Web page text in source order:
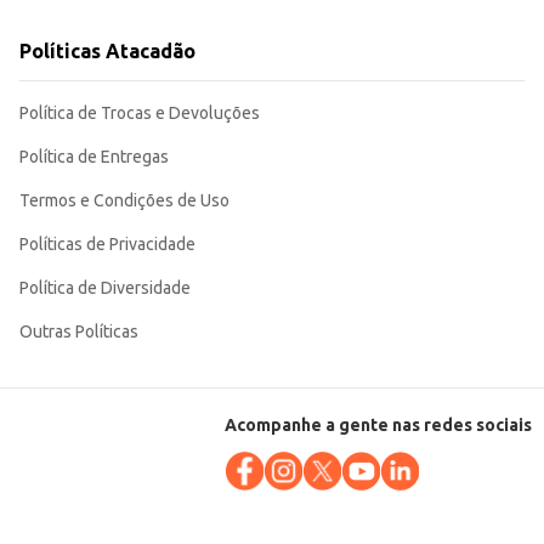
Políticas Atacadão
Política de Trocas e Devoluções
Política de Entregas
Termos e Condições de Uso
Políticas de Privacidade
Política de Diversidade
Outras Políticas
Acompanhe a gente nas redes sociais